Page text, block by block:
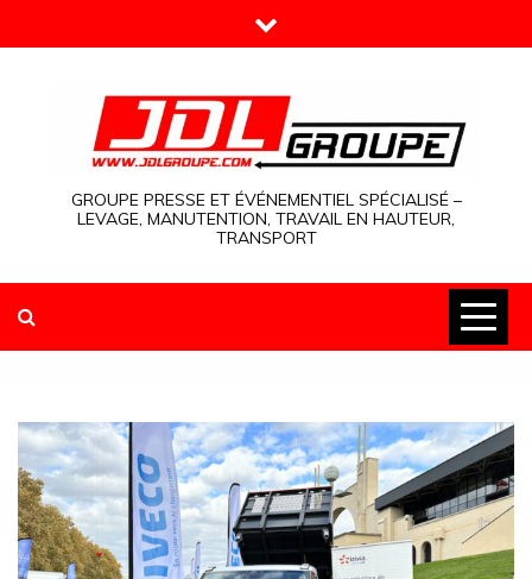
to
GROUPE PRESSE ET ÉVÉNEMENTIEL SPÉCIALISÉ –
LEVAGE, MANUTENTION, TRAVAIL EN HAUTEUR,
TRANSPORT